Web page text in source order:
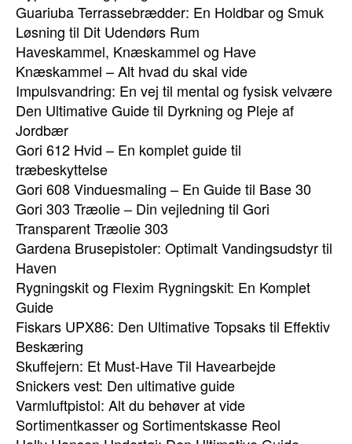
Guariuba Terrassebrædder: En Holdbar og Smuk
Løsning til Dit Udendørs Rum
Haveskammel, Knæskammel og Have
Knæskammel – Alt hvad du skal vide
Impulsvandring: En vej til mental og fysisk velvære
Den Ultimative Guide til Dyrkning og Pleje af
Jordbær
Gori 612 Hvid – En komplet guide til
træbeskyttelse
Gori 608 Vinduesmaling – En Guide til Base 30
Gori 303 Træolie – Din vejledning til Gori
Transparent Træolie 303
Gardena Brusepistoler: Optimalt Vandingsudstyr til
Haven
Rygningskit og Flexim Rygningskit: En Komplet
Guide
Fiskars UPX86: Den Ultimative Topsaks til Effektiv
Beskæring
Skuffejern: Et Must-Have Til Havearbejde
Snickers vest: Den ultimative guide
Varmluftpistol: Alt du behøver at vide
Sortimentkasser og Sortimentskasse Reol